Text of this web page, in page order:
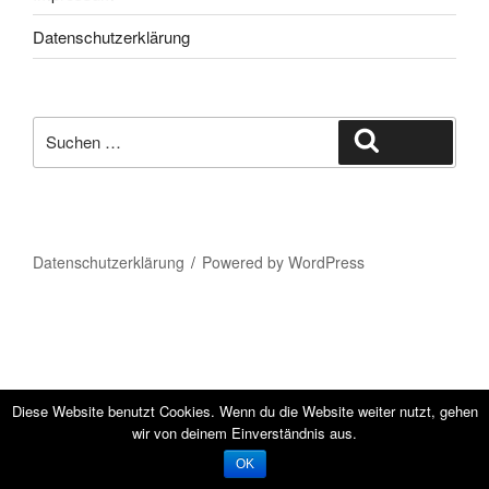
Datenschutzerklärung
nach:
Datenschutzerklärung Powered by WordPress
Diese Website benutzt Cookies. Wenn du die Website weiter nutzt, gehen
wir von deinem Einverständnis aus.
OK